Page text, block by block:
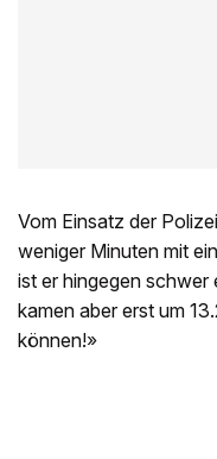
Vom Einsatz der
weniger Minuten mit
ist er hingegen schwer
kamen aber erst um
können!»